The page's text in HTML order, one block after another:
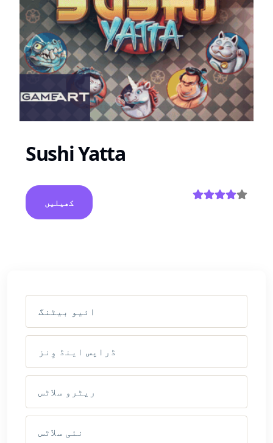
Sushi Yatta
کھیلیں
ائیو بیٹنگ
ڈراپس اینڈ وِنز
ریٹرو سلاٹس
نئی سلاٹس